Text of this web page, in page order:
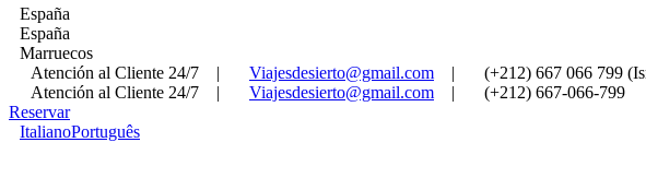
España
España
Marruecos
Atención al Cliente 24/7
| Viajesdesierto@gmail.com |
(+212) 667 066 799
Atención al Cliente 24/7
| Viajesdesierto@gmail.com |
(+212) 667-066-799
Reservar
ItalianoPortuguês